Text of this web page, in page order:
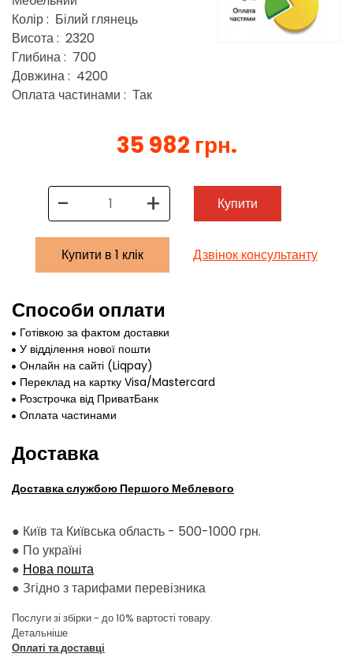
Колір : Білий глянець
Висота : 2320
Глибина : 700
Довжина : 4200
Оплата частинами : Так
35 982 грн.
- + Купити
Купити в 1 клік Дзвінок консультанту
Способи оплати
Готівкою за фактом доставки
У відділення нової пошти
Онлайн на сайті (Liqpay)
Переклад на картку Visa/Mastercard
Розстрочка від ПриватБанк
Оплата частинами
Доставка
Доставка службою Першого Меблевого
● Київ та Київська область - 500-1000 грн.
● По україні
● Нова пошта
● Згідно з тарифами перевізника
Послуги зі збірки - до 10% вартості товару.
Детальніше
Оплаті та доставці